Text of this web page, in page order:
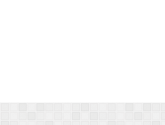
รียนคิชฌกูฏวิทยา
ฉลิมพระเกียรติสมเด็จพระนา